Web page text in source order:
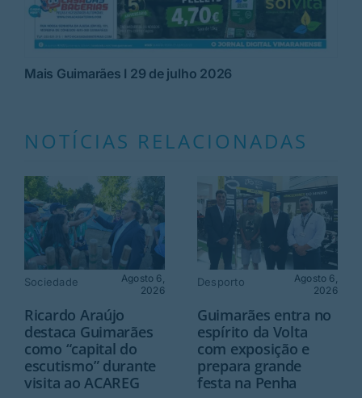
Mais Guimarães I 29 de julho 2026
NOTÍCIAS RELACIONADAS
Sociedade
Agosto 6,
2026
Ricardo Araújo
destaca Guimarães
como “capital do
escutismo” durante
visita ao ACAREG
Desporto
Agosto 6,
2026
Guimarães entra no
espírito da Volta
com exposição e
prepara grande
festa na Penha